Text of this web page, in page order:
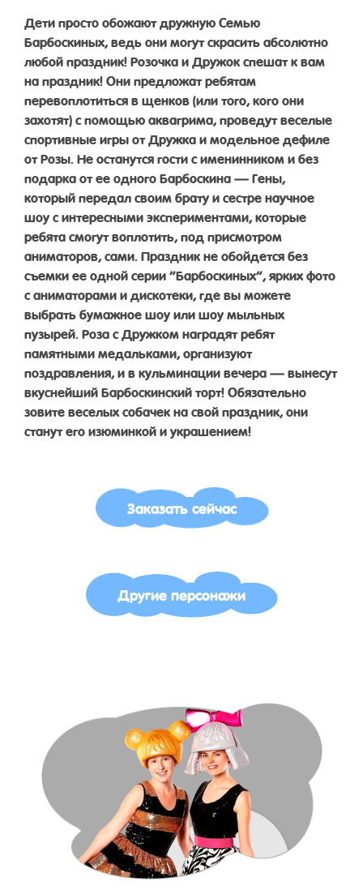
Дети просто обожают дружную Семью
Барбоскиных, ведь они могут скрасить абсолютно
любой праздник! Розочка и Дружок спешат к вам
на праздник! Они предложат ребятам
перевоплотиться в щенков (или того, кого они
захотят) с помощью аквагрима, проведут веселые
спортивные игры от Дружка и модельное дефиле
от Розы. Не останутся гости с именинником и без
подарка от ее одного Барбоскина — Гены,
который передал своим брату и сестре научное
шоу с интересными экспериментами, которые
ребята смогут воплотить, под присмотром
аниматоров, сами. Праздник не обойдется без
съемки ее одной серии “Барбоскиных”, ярких фото
с аниматорами и дискотеки, где вы можете
выбрать бумажное шоу или шоу мыльных
пузырей. Роза с Дружком наградят ребят
памятными медальками, организуют
поздравления, и в кульминации вечера — вынесут
вкуснейший Барбоскинский торт! Обязательно
зовите веселых собачек на свой праздник, они
станут его изюминкой и украшением!
Заказать сейчас
Другие персонажи